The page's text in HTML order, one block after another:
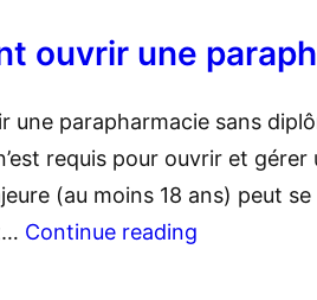
ouvrir une
une parapharmacie sans
requis pour ouvrir et
(au moins 18 ans) peut
Continue reading